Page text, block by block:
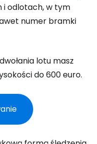
i odlotach, w tym
numer bramki
lotu masz
do 600 euro.